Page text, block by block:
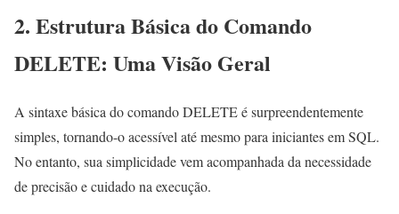
2. Estrutura Básica do Comando
DELETE: Uma Visão Geral
A sintaxe básica do comando DELETE é surpreendentemente
simples, tornando-o acessível até mesmo para iniciantes em SQL.
No entanto, sua simplicidade vem acompanhada da necessidade
de precisão e cuidado na execução.